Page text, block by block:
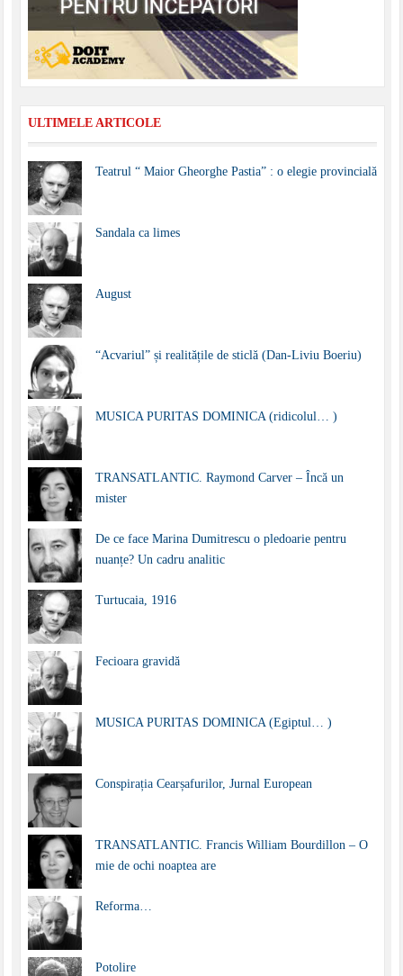
ULTIMELE ARTICOLE
Teatrul “ Maior Gheorghe Pastia” : o elegie provincială
Sandala ca limes
August
“Acvariul” și realitățile de sticlă (Dan-Liviu Boeriu)
MUSICA PURITAS DOMINICA (ridicolul… )
TRANSATLANTIC. Raymond Carver – Încă un
mister
De ce face Marina Dumitrescu o pledoarie pentru
nuanțe? Un cadru analitic
Turtucaia, 1916
Fecioara gravidă
MUSICA PURITAS DOMINICA (Egiptul… )
Conspirația Cearșafurilor, Jurnal European
TRANSATLANTIC. Francis William Bourdillon – O
mie de ochi noaptea are
Reforma…
Potolire